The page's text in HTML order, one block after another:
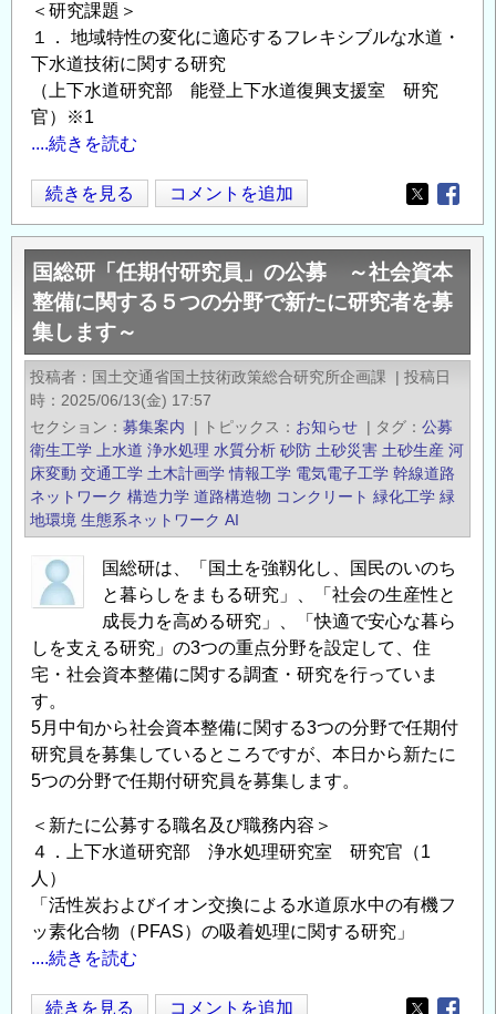
＜研究課題＞
１． 地域特性の変化に適応するフレキシブルな水道・
下水道技術に関する研究
（上下水道研究部 能登上下水道復興支援室 研究
官）※1
....続きを読む
住
宅・
社
会
資
本
分
野
お
け
る
研
職
員
を
公
募
し
ま
す
続きを見る コメントを追加
Opens in
国総研「任期付研究員」の公募 ～社会資本
整備に関する５つの分野で新たに研究者を募
集します～
投稿者 国土交通省国土技術政策総合研究所企画課 | 投稿日
時
2025/06/13(金) 17:57
セクション
募集案内 | トピックス お知らせ | タグ
公募
衛生工学
上水道 浄水処理 水質分析 砂防 土砂災害 土砂生産 河
床変動 交通工学 土木計画学 情報工学 電気電子工学 幹線道路
ネットワーク 構造力学 道路構造物 コンクリート 緑化工学 緑
地環境 生態系ネットワーク AI
国総研は、「国土を強靱化し、国民のいのち
と暮らしをまもる研究」、「社会の生産性と
成長力を高める研究」、「快適で安心な暮ら
しを支える研究」の3つの重点分野を設定して、住
宅・社会資本整備に関する調査・研究を行っていま
す。
5月中旬から社会資本整備に関する3つの分野で任期付
研究員を募集しているところですが、本日から新たに
5つの分野で任期付研究員を募集します。
＜新たに公募する職名及び職務内容＞
４．上下水道研究部 浄水処理研究室 研究官（1
人）
「活性炭およびイオン交換による水道原水中の有機フ
ッ素化合物（PFAS）の吸着処理に関する研究」
....続きを読む
国
続きを見る コメントを追加